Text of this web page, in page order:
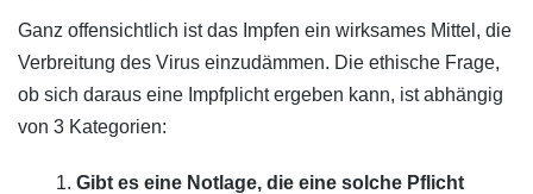
Ganz offensichtlich ist das Impfen ein wirksames Mittel, die
Verbreitung des Virus einzudämmen. Die ethische Frage,
ob sich daraus eine Impfplicht ergeben kann, ist abhängig
von 3 Kategorien:
Gibt es eine Notlage, die eine solche Pflicht